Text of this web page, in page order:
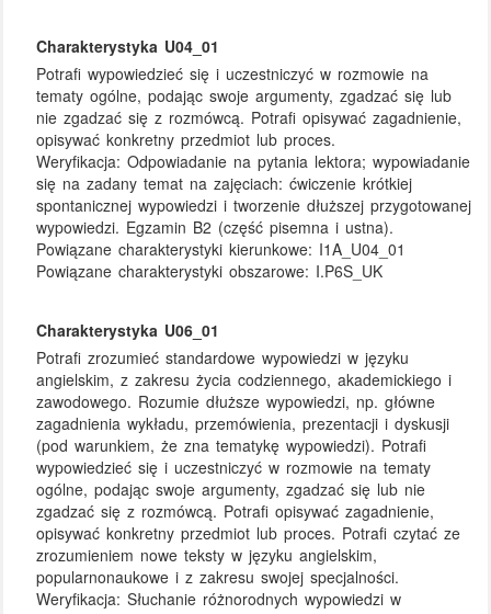
Charakterystyka U04_01
Potrafi wypowiedzieć się i uczestniczyć w rozmowie na
tematy ogólne, podając swoje argumenty, zgadzać się lub
nie zgadzać się z rozmówcą. Potrafi opisywać zagadnienie,
opisywać konkretny przedmiot lub proces.
Weryfikacja:Odpowiadanie na pytania lektora; wypowiadanie
się na zadany temat na zajęciach: ćwiczenie krótkiej
spontanicznej wypowiedzi i tworzenie dłuższej przygotowanej
wypowiedzi. Egzamin B2 (część pisemna i ustna).
Powiązane charakterystyki kierunkowe: I1A_U04_01
Powiązane charakterystyki obszarowe: I.P6S_UK
Charakterystyka U06_01
Potrafi zrozumieć standardowe wypowiedzi w języku
angielskim, z zakresu życia codziennego, akademickiego i
zawodowego. Rozumie dłuższe wypowiedzi, np. główne
zagadnienia wykładu, przemówienia, prezentacji i dyskusji
(pod warunkiem, że zna tematykę wypowiedzi). Potrafi
wypowiedzieć się i uczestniczyć w rozmowie na tematy
ogólne, podając swoje argumenty, zgadzać się lub nie
zgadzać się z rozmówcą. Potrafi opisywać zagadnienie,
opisywać konkretny przedmiot lub proces. Potrafi czytać ze
zrozumieniem nowe teksty w języku angielskim,
popularnonaukowe i z zakresu swojej specjalności.
Weryfikacja:Słuchanie różnorodnych wypowiedzi w